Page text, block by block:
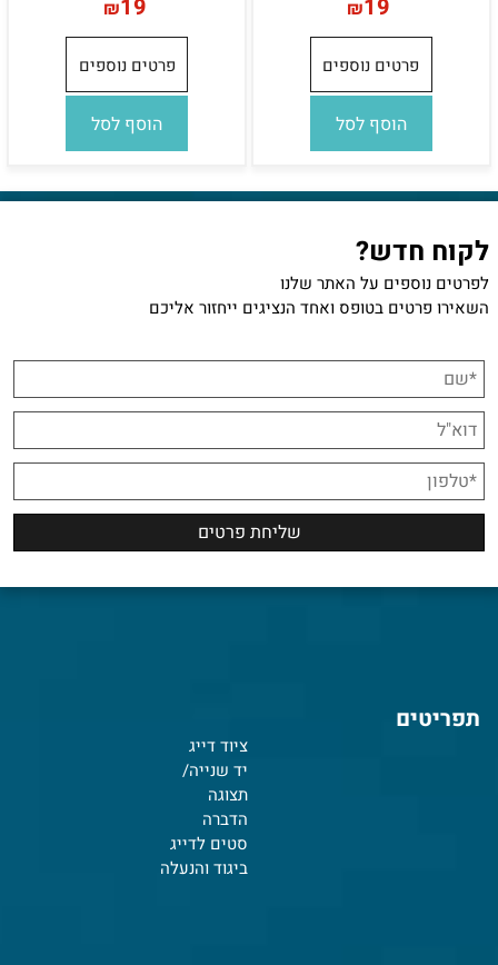
₪19
פרטים נוספים
הוסף לסל
₪19
פרטים נוספים
הוסף לסל
לקוח חדש?
לפרטים נוספים על האתר שלנו
השאירו פרטים בטופס ואחד הנציגים ייחזור אליכם
תפריטים
ציוד דייג
יד שנייה/
תצוגה
הדברה
סטים לדייג
ביגוד והנעלה